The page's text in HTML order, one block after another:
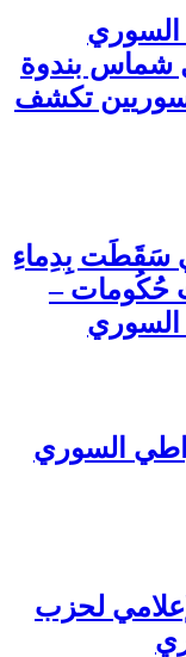
السوري
شماس بندوة
تكشف
سَقَطَت بِدِماءِ
حُكُومات –
السوري
السوري
لحزب